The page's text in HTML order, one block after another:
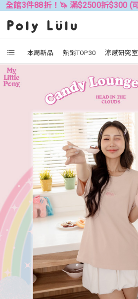
！🦄 滿$2500折$300 (可累折）
本周新品 熱銷TOP30 涼感研究室